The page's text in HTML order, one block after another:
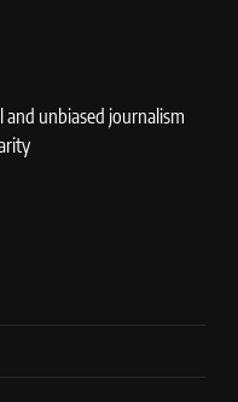
unbiased journalism